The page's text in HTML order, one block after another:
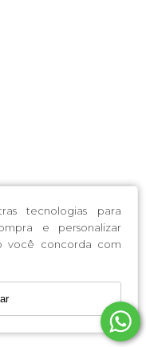
tecnologias para
e personalizar
você concorda com